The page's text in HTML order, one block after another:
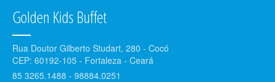
Golden Kids Buffet
Rua Doutor Gilberto Studart, 280 - Cocó
CEP: 60192-105 - Fortaleza - Ceará
85 3265.1488 - 98884.0251